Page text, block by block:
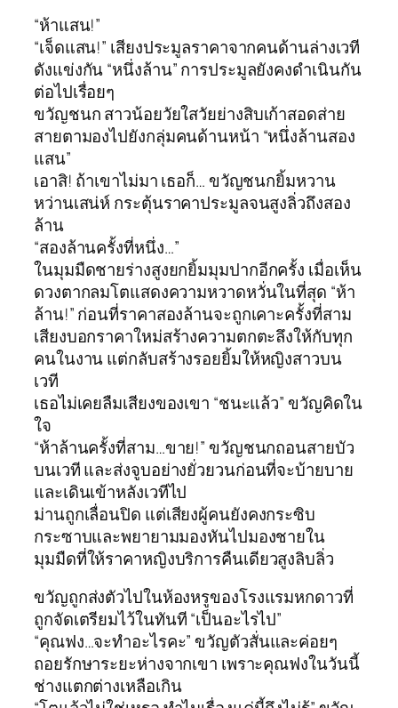
“ห้าแสน!”
“เจ็ดแสน!” เสียงประมูลราคาจากคนด้านล่างเวที
ดังแข่งกัน “หนึ่งล้าน” การประมูลยังคงดำเนินกัน
ต่อไปเรื่อยๆ
ขวัญชนก สาวน้อยวัยใสวัยย่างสิบเก้าสอดส่าย
สายตามองไปยังกลุ่มคนด้านหน้า “หนึ่งล้านสอง
แสน”
เอาสิ! ถ้าเขาไม่มา เธอก็… ขวัญชนกยิ้มหวาน
หว่านเสน่ห์ กระตุ้นราคาประมูลจนสูงลิ่วถึงสอง
ล้าน
“สองล้านครั้งที่หนึ่ง…”
ในมุมมืดชายร่างสูงยกยิ้มมุมปากอีกครั้ง เมื่อเห็น
ดวงตากลมโตแสดงความหวาดหวั่นในที่สุด “ห้า
ล้าน!” ก่อนที่ราคาสองล้านจะถูกเคาะครั้งที่สาม
เสียงบอกราคาใหม่สร้างความตกตะลึงให้กับทุก
คนในงาน แต่กลับสร้างรอยยิ้มให้หญิงสาวบน
เวที
เธอไม่เคยลืมเสียงของเขา “ชนะแล้ว” ขวัญคิดใน
ใจ
“ห้าล้านครั้งที่สาม…ขาย!” ขวัญชนกถอนสายบัว
บนเวที และส่งจูบอย่างยั่วยวนก่อนที่จะบ้ายบาย
และเดินเข้าหลังเวทีไป
ม่านถูกเลื่อนปิด แต่เสียงผู้คนยังคงกระซิบ
กระซาบและพยายามมองหันไปมองชายใน
มุมมืดที่ให้ราคาหญิงบริการคืนเดียวสูงลิบลิ่ว
ขวัญถูกส่งตัวไปในห้องหรูของโรงแรมหกดาวที่
ถูกจัดเตรียมไว้ในทันที “เป็นอะไรไป”
“คุณฟง…จะทำอะไรคะ” ขวัญตัวสั่นและค่อยๆ
ถอยรักษาระยะห่างจากเขา เพราะคุณฟงในวันนี้
ช่างแตกต่างเหลือเกิน